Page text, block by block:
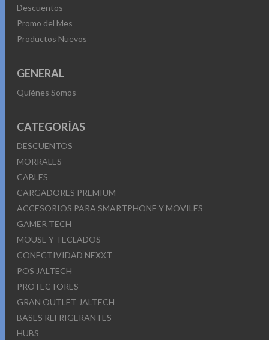
Descuentos
Promo del Mes
Productos Nuevos
GENERAL
Quiénes Somos
CATEGORÍAS
DESCUENTOS
MORRALES
CABLES
CARGADORES PREMIUM
ACCESORIOS PARA SMARTPHONE Y MOVILES
GAMER TECH
MOUSE Y TECLADOS
CONECTIVIDAD NEXXT
POS JALTECH
PROTECTORES
GRAN OUTLET JALTECH
BASES REFRIGERANTES
HUBS